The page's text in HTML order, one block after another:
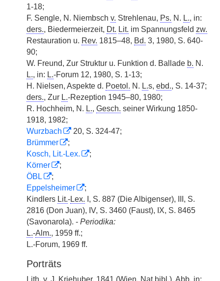
1-18;
F. Sengle, N. Niembsch v. Strehlenau, Ps. N. L., in:
ders., Biedermeierzeit, Dt. Lit. im Spannungsfeld zw.
Restauration u. Rev. 1815–48, Bd. 3, 1980, S. 640-
90;
W. Freund, Zur Struktur u. Funktion d. Ballade b. N.
L., in: L.-Forum 12, 1980, S. 1-13;
H. Nielsen, Aspekte d. Poetol. N. L.s, ebd., S. 14-37;
ders., Zur L.-Rezeption 1945–80, 1980;
R. Hochheim, N. L., Gesch. seiner Wirkung 1850-
1918, 1982;
Wurzbach
20, S. 324-47;
Brümmer
;
Kosch, Lit.-Lex.
;
Körner
;
ÖBL
;
Eppelsheimer
;
Kindlers Lit.-Lex. I, S. 887 (Die Albigenser), III, S.
2816 (Don Juan), IV, S. 3460 (Faust), IX, S. 8465
(Savonarola). - Periodika:
L.-Alm., 1959 ff.;
L.-Forum, 1969 ff.
Porträts
Lith. v. J. Kriehuber, 1841 (Wien, Nat.bibl.), Abb. in: